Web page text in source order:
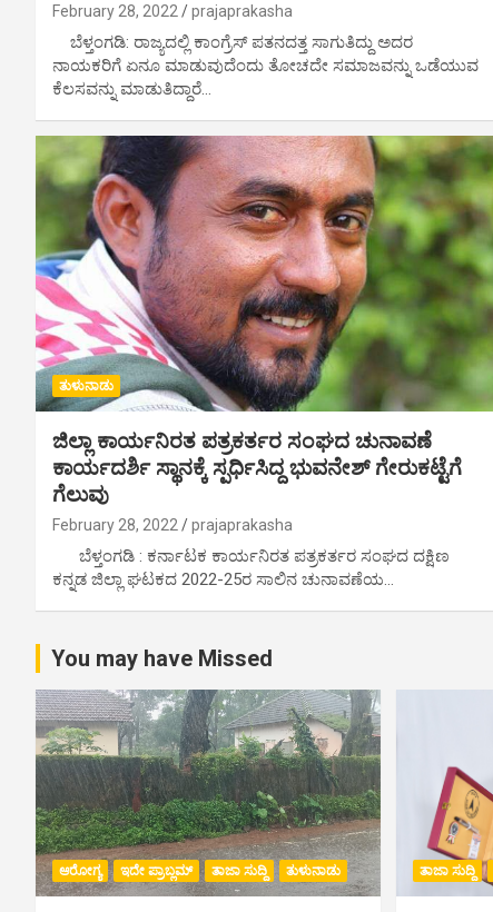
February 28, 2022 prajaprakasha
ಬೆಳ್ತಂಗಡಿ: ರಾಜ್ಯದಲ್ಲಿ ಕಾಂಗ್ರೆಸ್ ಪತನದತ್ತ ಸಾಗುತಿದ್ದು ಅದರ
ನಾಯಕರಿಗೆ ಏನೂ ಮಾಡುವುದೆಂದು ತೋಚದೇ ಸಮಾಜವನ್ನು ಒಡೆಯುವ
ಕೆಲಸವನ್ನು ಮಾಡುತಿದ್ದಾರೆ…
ತುಳುನಾಡು
ಜಿಲ್ಲಾ ಕಾರ್ಯನಿರತ ಪತ್ರಕರ್ತರ ಸಂಘದ ಚುನಾವಣೆ
ಕಾರ್ಯದರ್ಶಿ ಸ್ಥಾನಕ್ಕೆ ಸ್ಪರ್ಧಿಸಿದ್ದ ಭುವನೇಶ್ ಗೇರುಕಟ್ಟೆಗೆ
ಗೆಲುವು
February 28, 2022 prajaprakasha
ಬೆಳ್ತಂಗಡಿ : ಕರ್ನಾಟಕ ಕಾರ್ಯನಿರತ ಪತ್ರಕರ್ತರ ಸಂಘದ ದಕ್ಷಿಣ
ಕನ್ನಡ ಜಿಲ್ಲಾ ಘಟಕದ 2022-25ರ ಸಾಲಿನ ಚುನಾವಣೆಯ…
You may have Missed
ಆರೋಗ್ಯ ಇದೇ ಪ್ರಾಬ್ಲಮ್ ತಾಜಾ ಸುದ್ದಿ ತುಳುನಾಡು ತಾಜಾ ಸುದ್ದಿ